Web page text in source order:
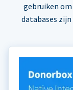
gebruiken om
databases